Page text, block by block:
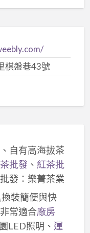
棋盤巷43號
自有高海拔茶
批發、 紅茶批
發：樂菁茶業
裝簡便與快
常適合廠房
LED照明、 運